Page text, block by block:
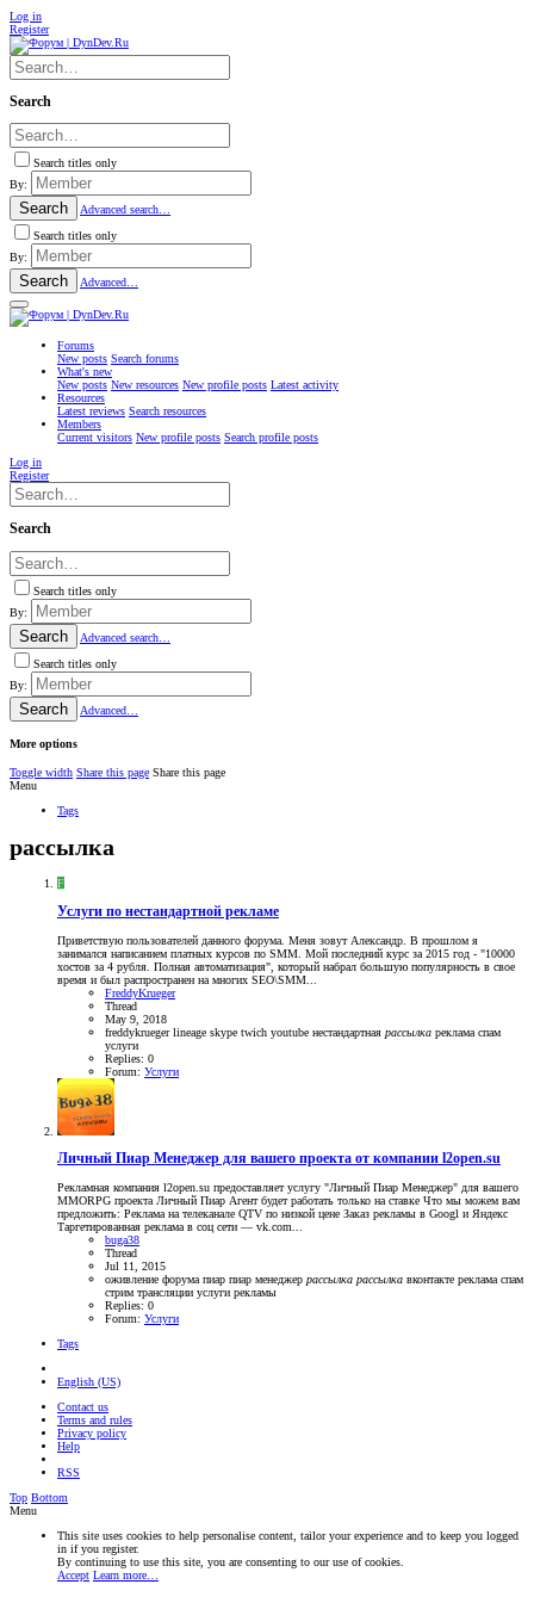
Log in
Register
Search
Search titles only
By:
Search
Advanced search…
Search titles only
By:
Search Advanced…
Forums
New posts Search forums
What's new
New posts New resources New profile posts Latest activity
Resources
Latest reviews Search resources
Members
Current visitors New profile posts Search profile posts
Log in
Register
Search
Search titles only
By:
Search
Advanced search…
Search titles only
By:
Search Advanced…
More options
Toggle width Share this page Share this page
Menu
Tags
рассылка
F
Услуги по нестандартной рекламе
Приветствую пользователей данного форума. Меня зовут Александр. В прошлом я
занимался написанием платных курсов по SMM. Мой последний курс за 2015 год - "10000
хостов за 4 рубля. Полная автоматизация", который набрал большую популярность в свое
время и был распространен на многих SEO\SMM...
FreddyKrueger
Thread
May 9, 2018
freddykruegerlineage skype twich youtube нестандартная рассылка реклама спам
услуги
Replies: 0
Forum: Услуги
Личный Пиар Менеджер для вашего проекта от компании l2open.su
Рекламная компания l2open.su предоставляет услугу "Личный Пиар Менеджер" для вашего
MMORPG проекта Личный Пиар Агент будет работать только на ставке Что мы можем вам
предложить: Реклама на телеканале QTV по низкой цене Заказ рекламы в Googl и Яндекс
Таргетированная реклама в соц сети — vk.com...
buga38
Thread
Jul 11, 2015
оживление форума пиар пиар менеджер рассылка рассылка вконтакте реклама спам
стрим трансляции услуги рекламы
Replies: 0
Forum: Услуги
Tags
English (US)
Contact us
Terms and rules
Privacy policy
Help
RSS
Top Bottom
Menu
This site uses cookies to help personalise content, tailor your experience and to keep you logged
in if you register.
By continuing to use this site, you are consenting to our use of cookies.
Accept Learn more…